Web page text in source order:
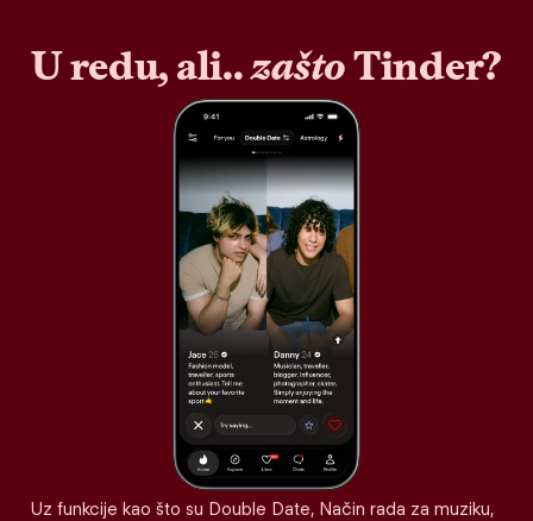
U redu, ali..zaštoTinder?
Uz funkcije kao što su Double Date, Način rada za muziku,